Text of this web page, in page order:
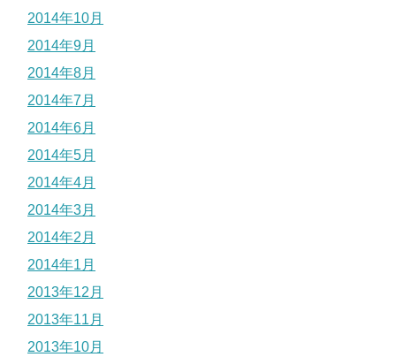
2014年10月
2014年9月
2014年8月
2014年7月
2014年6月
2014年5月
2014年4月
2014年3月
2014年2月
2014年1月
2013年12月
2013年11月
2013年10月